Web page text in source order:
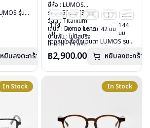
ช็ดแว่น
รุ่น
หยิบลงตะกร้า
ยี่ห้อ : LUMOS
รุ่น : 15281 C32
วัสดุ : Titanium
เลนส์ : Demo Lens
บานพับ : ไม่มีสปริง
น้ำหนัก : 15 กรัม
อุปกรณ์ : กล่องแว่น , ผ้าเช็ดแว่น
การรับประกัน : 2 ปี
134
มม
47 มม 18 มม 42 มม 144
มม
หากสนใจสั่งชื้อแว่นตา LUMOS รุ่น
กรุณาติดต่อเราคลิก
฿2,900.00 หยิบลงตะกร้า
In Stock In Stock